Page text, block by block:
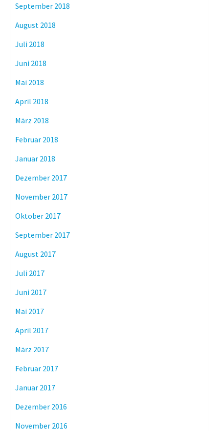
September 2018
August 2018
Juli 2018
Juni 2018
Mai 2018
April 2018
März 2018
Februar 2018
Januar 2018
Dezember 2017
November 2017
Oktober 2017
September 2017
August 2017
Juli 2017
Juni 2017
Mai 2017
April 2017
März 2017
Februar 2017
Januar 2017
Dezember 2016
November 2016